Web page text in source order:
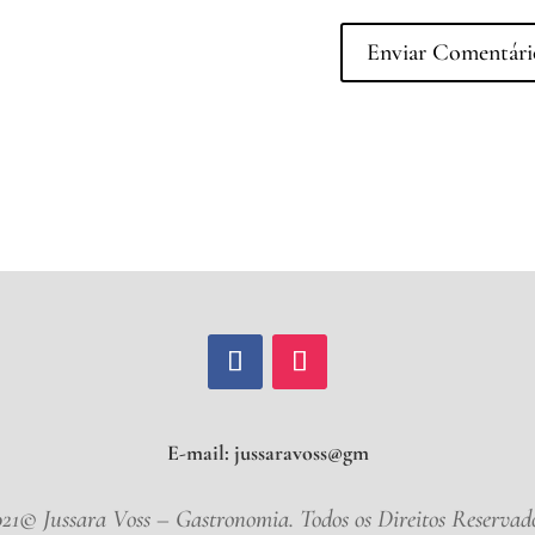
E-mail:ju
Jussara Voss – Gastronomia. Todos os Direitos